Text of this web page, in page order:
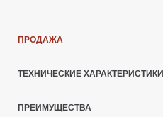
ПРОДАЖА
ТЕХНИЧЕСКИЕ ХАРАКТЕРИСТИКИ
ПРЕИМУЩЕСТВА